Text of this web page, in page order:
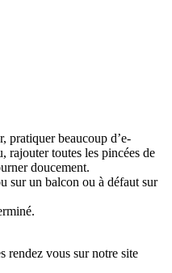
pratiquer beaucoup d’e-
rajouter toutes les pincées de
doucement.
sur un balcon ou à défaut sur
rendez vous sur notre site